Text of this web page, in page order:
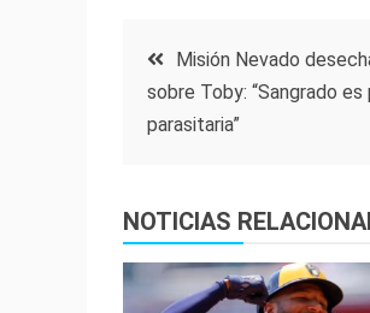
Navegación
de
Misión Nevado
sobre Toby: “Sangrado
parasitaria”
NOTICIAS